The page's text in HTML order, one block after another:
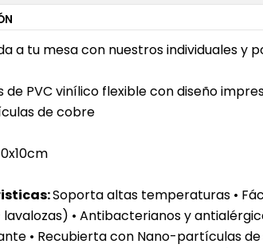
a tu mesa con nuestros individuales y
de PVC vinílico flexible con diseño
de cobre
cm
Soporta altas temperaturas •
lavalozas) • Antibacterianos y
• Recubierta con Nano-partículas